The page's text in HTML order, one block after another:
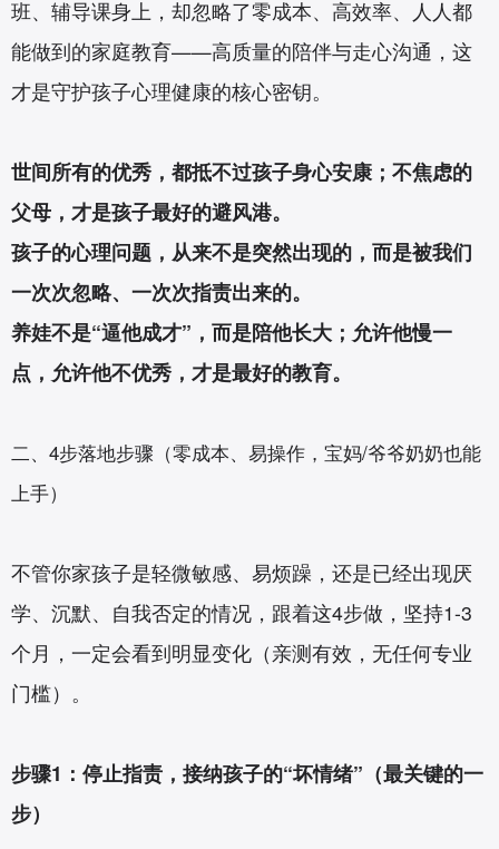
班、辅导课身上，却忽略了零成本、高效率、人人都
能做到的家庭教育——高质量的陪伴与走心沟通，这
才是守护孩子心理健康的核心密钥。
世间所有的优秀，都抵不过孩子身心安康；不焦虑的
父母，才是孩子最好的避风港。
孩子的心理问题，从来不是突然出现的，而是被我们
一次次忽略、一次次指责出来的。
养娃不是“逼他成才”，而是陪他长大；允许他慢一
点，允许他不优秀，才是最好的教育。
二、4步落地步骤（零成本、易操作，宝妈/爷爷奶奶也能
上手）
不管你家孩子是轻微敏感、易烦躁，还是已经出现厌
学、沉默、自我否定的情况，跟着这4步做，坚持1-3
个月，一定会看到明显变化（亲测有效，无任何专业
门槛）。
步骤1：停止指责，接纳孩子的“坏情绪”（最关键的一
步）